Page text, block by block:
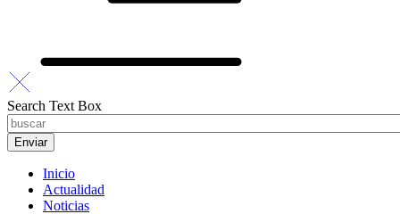
Search Text Box
Inicio
Actualidad
Noticias